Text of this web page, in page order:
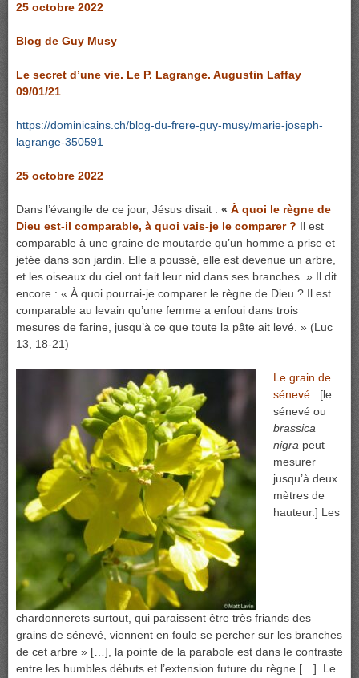
25 octobre 2022
Blog de Guy Musy
Le secret d’une vie. Le P. Lagrange. Augustin Laffay
09/01/21
https://dominicains.ch/blog-du-frere-guy-musy/marie-joseph-
lagrange-350591
25 octobre 2022
Dans l’évangile de ce jour, Jésus disait : « À quoi le règne de
Dieu est-il comparable, à quoi vais-je le comparer ? Il est
comparable à une graine de moutarde qu’un homme a prise et
jetée dans son jardin. Elle a poussé, elle est devenue un arbre,
et les oiseaux du ciel ont fait leur nid dans ses branches. » Il dit
encore : « À quoi pourrai-je comparer le règne de Dieu ? Il est
comparable au levain qu’une femme a enfoui dans trois
mesures de farine, jusqu’à ce que toute la pâte ait levé. » (Luc
13, 18-21)
Le grain de
sénevé : [le
sénevé ou
brassica
nigra peut
mesurer
jusqu’à deux
mètres de
hauteur.] Les
chardonnerets surtout, qui paraissent être très friands des
grains de sénevé, viennent en foule se percher sur les branches
de cet arbre » […], la pointe de la parabole est dans le contraste
entre les humbles débuts et l’extension future du règne […]. Le